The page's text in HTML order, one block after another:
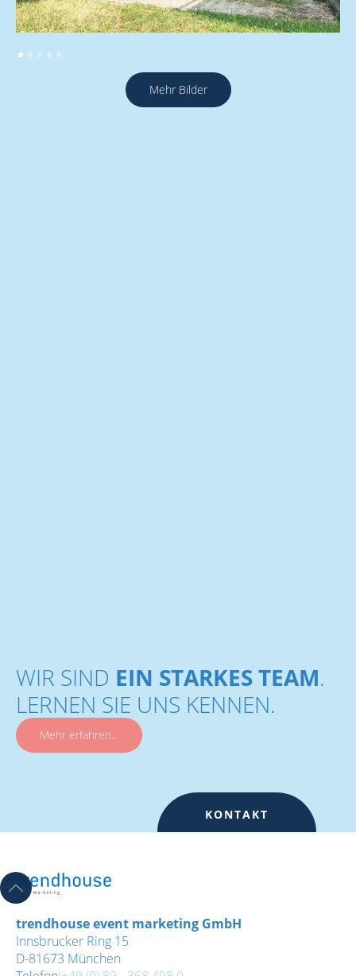
Mehr Bilder
WIR SIND EIN STARKES TEAM.
LERNEN SIE UNS KENNEN.
Mehr erfahren...
KONTAKT
trendhouse event marketing GmbH
Innsbrucker Ring 15
D-81673 München